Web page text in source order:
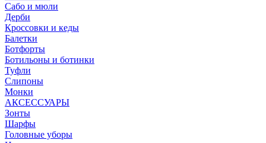
Сабо и мюли
Дерби
Кроссовки и кеды
Балетки
Ботфорты
Ботильоны и ботинки
Туфли
Слипоны
Монки
АКСЕССУАРЫ
Зонты
Шарфы
Головные уборы